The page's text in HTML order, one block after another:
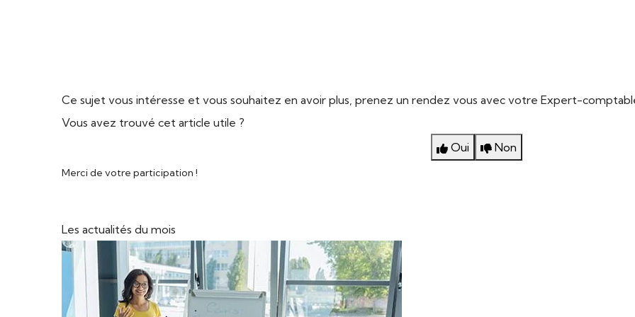
Ce sujet vous intéresse et vous souhaitez en avoir plus, prenez un rendez vous avec votre Expert-
Vous avez trouvé cet article utile ?
Oui
Non
Merci de votre participation !
Les actualités du mois